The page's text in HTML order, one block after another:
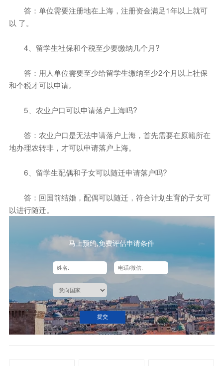
答：单位需要注册地在上海，注册资金满足1年以上就可
以 了。
4、留学生社保和个税至少要缴纳几个月?
答：用人单位需要至少给留学生缴纳至少2个月以上社保
和个税才可以申请。
5、农业户口可以申请落户上海吗?
答：农业户口是无法申请落户上海，首先需要在原籍所在
地办理农转非，才可以申请落户上海。
6、留学生配偶和子女可以随迁申请落户吗?
答：回国前结婚，配偶可以随迁，符合计划生育的子女可
以进行随迁。
马上预约,免费评估申请条件
提交